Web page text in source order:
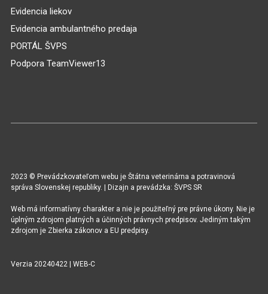
Evidencia liekov
Evidencia ambulantného predaja
PORTÁL ŠVPS
Podpora TeamViewer13
2023 © Prevádzkovateľom webu je Štátna veterinárna a potravinová
správa Slovenskej republiky. | Dizajn a prevádzka: ŠVPS SR
Web má informatívny charakter a nie je použiteľný pre právne úkony. Nie je
úplným zdrojom platných a účinných právnych predpisov. Jediným takým
zdrojom je Zbierka zákonov a EU predpisy.
Verzia 20240422 | WEB-C